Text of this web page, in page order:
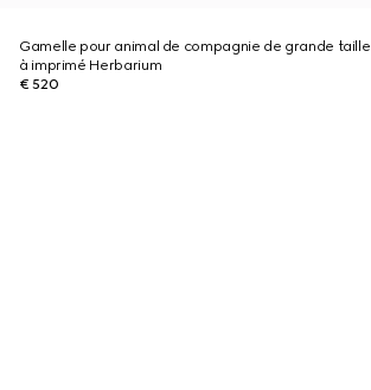
Gamelle pour animal de compagnie de grande taille
à imprimé Herbarium
€ 520